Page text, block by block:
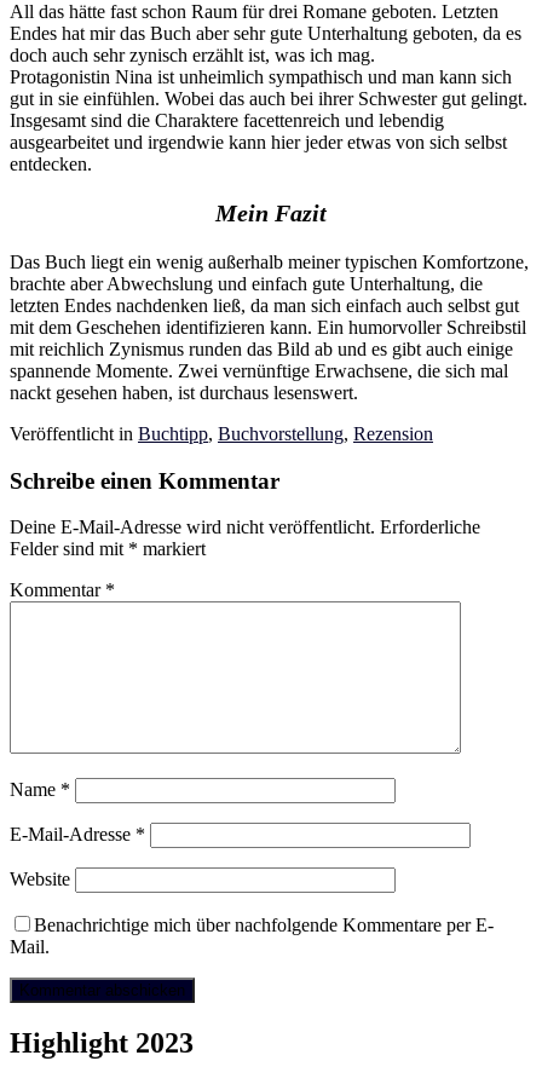
All das hätte fast schon Raum für drei Romane geboten. Letzten
Endes hat mir das Buch aber sehr gute Unterhaltung geboten, da es
doch auch sehr zynisch erzählt ist, was ich mag.
Protagonistin Nina ist unheimlich sympathisch und man kann sich
gut in sie einfühlen. Wobei das auch bei ihrer Schwester gut gelingt.
Insgesamt sind die Charaktere facettenreich und lebendig
ausgearbeitet und irgendwie kann hier jeder etwas von sich selbst
entdecken.
Mein Fazit
Das Buch liegt ein wenig außerhalb meiner typischen Komfortzone,
brachte aber Abwechslung und einfach gute Unterhaltung, die
letzten Endes nachdenken ließ, da man sich einfach auch selbst gut
mit dem Geschehen identifizieren kann. Ein humorvoller Schreibstil
mit reichlich Zynismus runden das Bild ab und es gibt auch einige
spannende Momente. Zwei vernünftige Erwachsene, die sich mal
nackt gesehen haben, ist durchaus lesenswert.
Veröffentlicht in Buchtipp, Buchvorstellung, Rezension
Schreibe einen Kommentar
Deine E-Mail-Adresse wird nicht veröffentlicht. Erforderliche
Felder sind mit * markiert
Kommentar *
Name *
E-Mail-Adresse *
Website
Benachrichtige mich über nachfolgende Kommentare per E-
Mail.
Highlight 2023